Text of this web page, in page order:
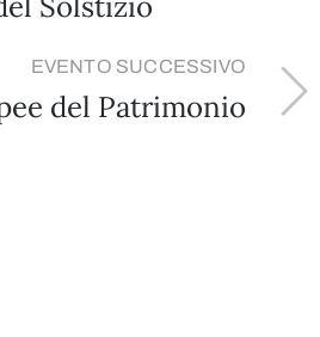
EVENTO SUCCESSIVO
del Patrimonio